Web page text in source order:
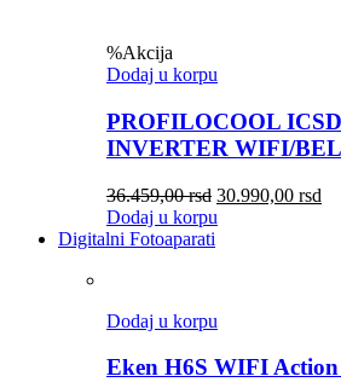
%Akcija
Dodaj u korpu
PROFILOCOOL
INVERTER WIFI/
36.459,00rsd 30.990,00 rsd
Dodaj u korpu
Digitalni Fotoaparati
Dodaj u korpu
Eken H6S WIFI